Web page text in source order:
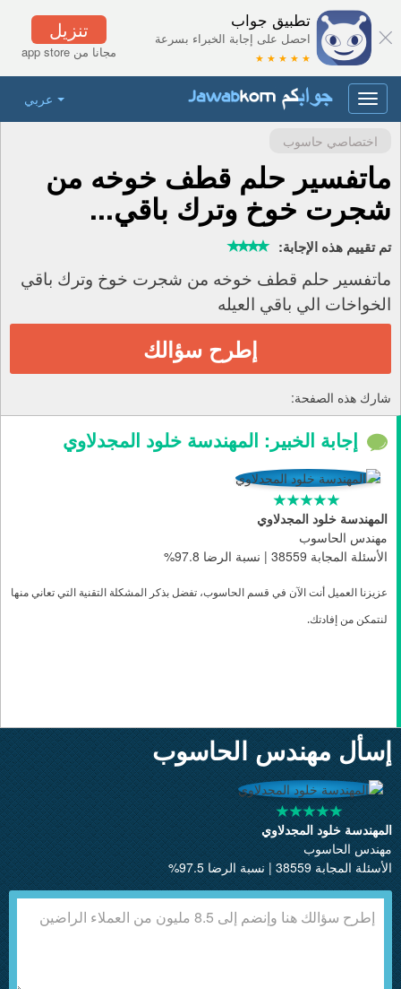
تنزيل
مجانا من app store
تطبيق جواب
احصل على إجابة الخبراء بسرعة
★ ★ ★ ★ ★
عربي
Toggle
navigation
اختصاصي حاسوب
ماتفسير حلم قطف خوخه من
شجرت خوخ وترك باقي...
تم تقييم هذه الإجابة:
ماتفسير حلم قطف خوخه من شجرت خوخ وترك باقي
الخواخات الي باقي العيله
إطرح سؤالك
شارك هذه الصفحة:
إجابة الخبير: المهندسة خلود المجدلاوي
المهندسة خلود المجدلاوي
مهندس الحاسوب
الأسئلة المجابة 38559 | نسبة الرضا 97.8%
عزيزنا العميل أنت الآن في قسم الحاسوب، تفضل بذكر المشكلة التقنية التي تعاني منها
لنتمكن من إفادتك.
إسأل مهندس الحاسوب
المهندسة خلود المجدلاوي
مهندس الحاسوب
الأسئلة المجابة 38559 | نسبة الرضا 97.5%